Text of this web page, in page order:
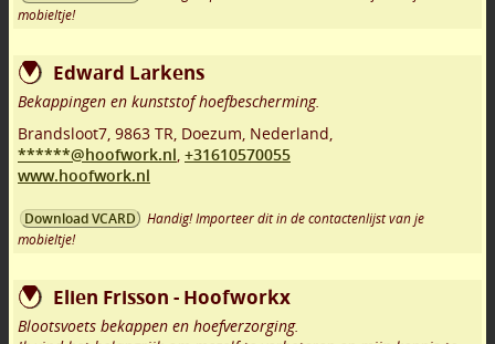
mobieltje!
Edward Larkens
Bekappingen en kunststof hoefbescherming.
Brandsloot7, 9863 TR, Doezum, Nederland,
******@hoofwork.nl, +31610570055
www.hoofwork.nl
Download VCARD
Handig! Importeer dit in de contactenlijst van je
mobieltje!
Elien Frisson - Hoofworkx
Blootsvoets bekappen en hoefverzorging.